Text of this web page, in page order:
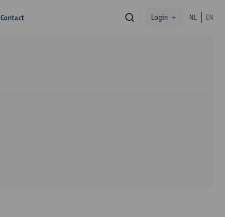
Contact zoekLogin NL EN